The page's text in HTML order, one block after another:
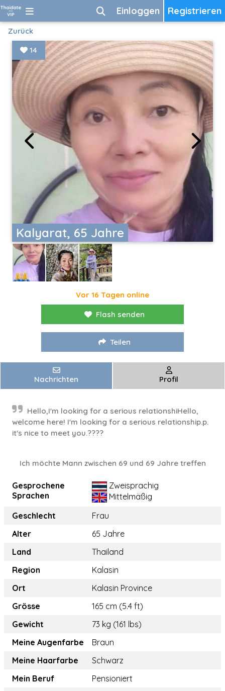
Registrieren
Einloggen
Zurück
Kalyarat, 65 Jahre
14
Vor 16 Tagen online
Flash senden
Teilen
Nachrichten Profil
Hello,I'm looking for a serious relationshiHello,
welcome here! I'm looking for a serious relationship.p.
it's nice to meet you.????
Ich möchte Mann zwischen 69 und 69 Jahre treffen
Gesprochene
Sprachen
Zweisprachig
Mittelmäßig
Geschlecht
Frau
Alter
65 Jahre
Land
Thailand
Region
Kalasin
Ort
Kalasin Province
Grösse
165 cm (5.4 ft)
Gewicht
73 kg (161 lbs)
Meine Augenfarbe
Braun
Meine Haarfarbe
Schwarz
Mein Beruf
Pensioniert